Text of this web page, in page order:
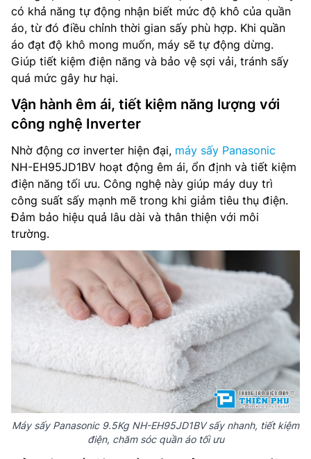
có khả năng tự động nhận biết mức độ khô của quần
áo, từ đó điều chỉnh thời gian sấy phù hợp. Khi quần
áo đạt độ khô mong muốn, máy sẽ tự động dừng.
Giúp tiết kiệm điện năng và bảo vệ sợi vải, tránh sấy
quá mức gây hư hại.
Vận hành êm ái, tiết kiệm năng lượng với
công nghệ Inverter
Nhờ động cơ inverter hiện đại, máy sấy Panasonic
NH-EH95JD1BV hoạt động êm ái, ổn định và tiết kiệm
điện năng tối ưu. Công nghệ này giúp máy duy trì
công suất sấy mạnh mẽ trong khi giảm tiêu thụ điện.
Đảm bảo hiệu quả lâu dài và thân thiện với môi
trường.
Máy sấy Panasonic 9.5Kg NH-EH95JD1BV sấy nhanh, tiết kiệm
điện, chăm sóc quần áo tối ưu